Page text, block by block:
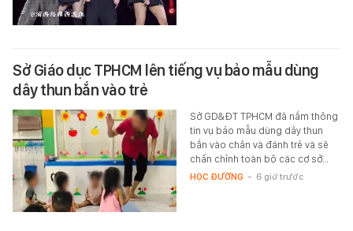
Sở Giáo dục TPHCM lên tiếng vụ bảo mẫu dùng
dây thun bắn vào trẻ
Sở GD&ĐT TPHCM đã nắm thông
tin vụ bảo mẫu dùng dây thun
bắn vào chân và đánh trẻ và sẽ
chấn chỉnh toàn bộ các cơ sở…
HỌC ĐƯỜNG - 6 giờ trước